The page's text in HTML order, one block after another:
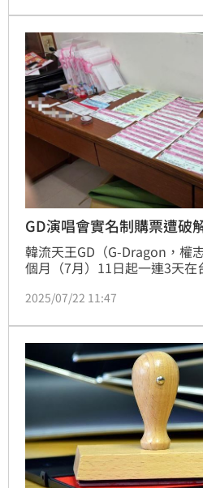
利、毒品等罪嫌移送法辦。
GD演唱會實名制購票遭破
韓流天王GD（G-Dragon，權
個月（7月）11日起一連3天在
13日嚴格執行實名制認證，因
大隊第三隊循線破獲這個利用
黃牛集團，逮獲柳姓男子（42
上千張門票序號，初估不法獲
2025/07/22 11:47